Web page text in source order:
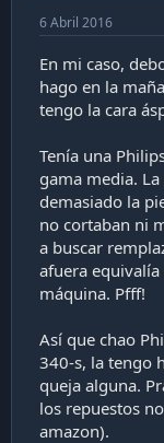
6 Abril 2016
En mi caso,
hago en la
tengo la cara
Tenía una
gama media.
demasiado la
no cortaban ni
a buscar
afuera
máquina. Pfff!
Así que chao
340-s, la tengo
queja alguna.
los repuestos
amazon).